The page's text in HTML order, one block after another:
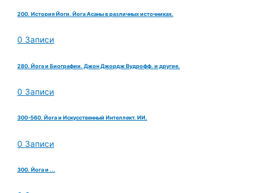
200. История Йоги. Йога Асаны в различных источниках.
0 Записи
280. Йога и Биографии. Джон Джордж Вудрофф. и другие.
0 Записи
300-560. Йога и Искусственный Интеллект. ИИ.
0 Записи
300. Йога и ...